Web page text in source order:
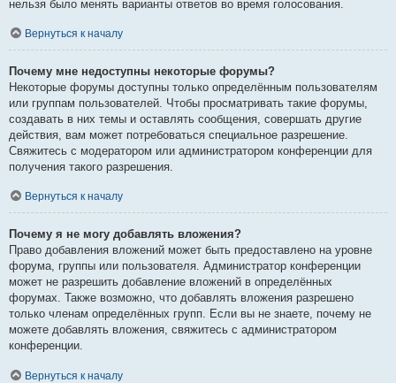
нельзя было менять варианты ответов во время голосования.
Вернуться к началу
Почему мне недоступны некоторые форумы?
Некоторые форумы доступны только определённым пользователям
или группам пользователей. Чтобы просматривать такие форумы,
создавать в них темы и оставлять сообщения, совершать другие
действия, вам может потребоваться специальное разрешение.
Свяжитесь с модератором или администратором конференции для
получения такого разрешения.
Вернуться к началу
Почему я не могу добавлять вложения?
Право добавления вложений может быть предоставлено на уровне
форума, группы или пользователя. Администратор конференции
может не разрешить добавление вложений в определённых
форумах. Также возможно, что добавлять вложения разрешено
только членам определённых групп. Если вы не знаете, почему не
можете добавлять вложения, свяжитесь с администратором
конференции.
Вернуться к началу